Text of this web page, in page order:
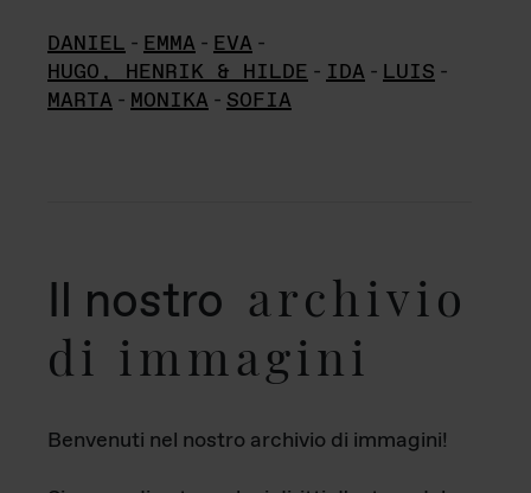
DANIEL - EMMA - EVA -
HUGO, HENRIK & HILDE - IDA - LUIS -
MARTA - MONIKA - SOFIA
Il nostro archivio
di immagini
Benvenuti nel nostro archivio di immagini!